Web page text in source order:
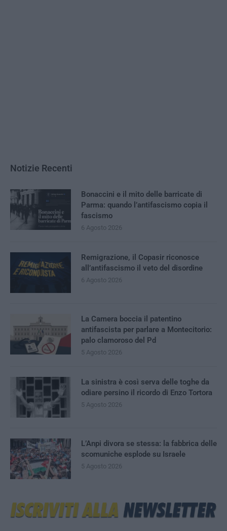
Notizie Recenti
Bonaccini e il mito delle barricate di
Parma: quando l’antifascismo copia il
fascismo
6 Agosto 2026
Remigrazione, il Copasir riconosce
all’antifascismo il veto del disordine
6 Agosto 2026
La Camera boccia il patentino
antifascista per parlare a Montecitorio:
palo clamoroso del Pd
5 Agosto 2026
La sinistra è così serva delle toghe da
odiare persino il ricordo di Enzo Tortora
5 Agosto 2026
L’Anpi divora se stessa: la fabbrica delle
scomuniche esplode su Israele
5 Agosto 2026